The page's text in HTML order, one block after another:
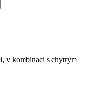
v kombinaci s chytrým